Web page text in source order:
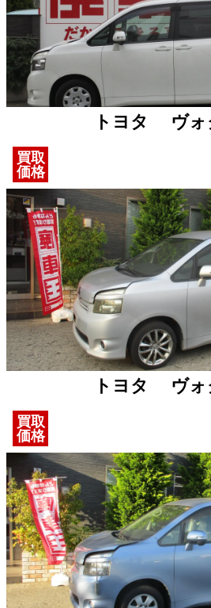
トヨタ ヴォ
買取
価格
トヨタ ヴォ
買取
価格